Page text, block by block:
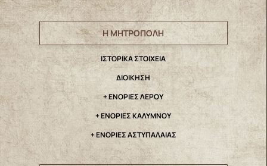
Η ΜΗΤΡΟΠΟΛΗ
IΣΤΟΡΙΚΑ ΣΤΟΙΧΕΙΑ
ΔΙΟΙΚΗΣΗ
+ ΕΝΟΡΙΕΣ ΛΕΡΟΥ
+ ΕΝΟΡΙΕΣ ΚΑΛΥΜΝΟΥ
+ ΕΝΟΡΙΕΣ ΑΣΤΥΠΑΛΑΙΑΣ